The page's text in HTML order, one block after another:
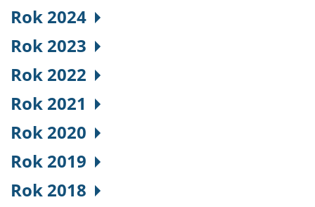
Rok 2024
Rok 2023
Rok 2022
Rok 2021
Rok 2020
Rok 2019
Rok 2018